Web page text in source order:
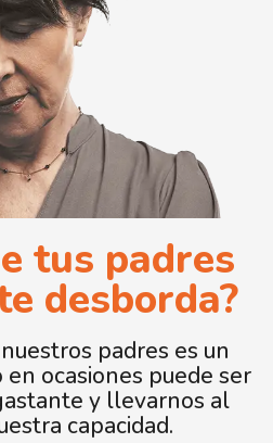
tus padres
desborda?
padres es un
ocasiones puede ser
y llevarnos al
capacidad.